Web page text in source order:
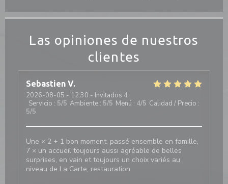
Las opiniones de nuestros
clientes
Sebastien V
2026-08-05 - 12:30 - Invitados 4
Servicio : 5/5 Ambiente : 5/5 Menú : 4/5 Calidad / Precio :
5/5
Une × 2 + 1 bon moment, passé ensemble en famille,
7 × un accueil toujours aussi agréable de belles
surprises, en vain et toujours un choix variés au
niveau de La Carte, restauration